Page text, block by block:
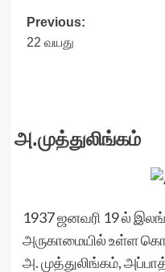
Post
navigation
Previous:
22 வயது
அ.முத்துலிங்கம்
1937 ஜனவரி 19 ல்
அருகாமையில் உள்ள
அ. முத்துலிங்கம்,